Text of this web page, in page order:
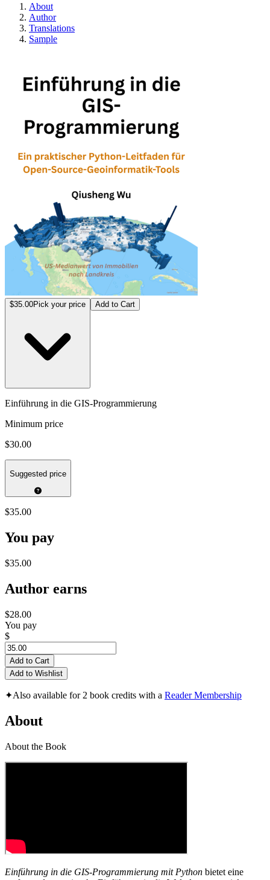
About
Author
Translations
Sample
$35.00Pick your price Add to Cart
Einführung in die GIS-Programmierung
Minimum price
$30.00
Suggested price
$35.00
You pay
$35.00
Author earns
$28.00
You pay
$
Add to Cart
Add to Wishlist
✦Also available for 2 book credits with a Reader Membership
About
About the Book
Einführung in die GIS-Programmierung mit Python bietet eine